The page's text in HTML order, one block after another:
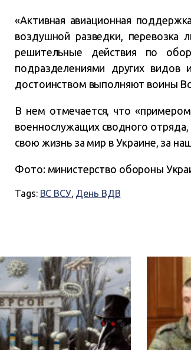
«Активная авиационная
воздушной разведки, перевозка
решительные действия по
подразделениями других
достоинством выполняют воины
В нем отмечается, что
военнослужащих сводного
свою жизнь за мир в Украине, за
Фото: министерство обороны
Tags: ВС ВСУ, День ВДВ